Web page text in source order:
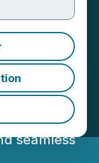
to
Asset
Bitcoin
cost-
seamless